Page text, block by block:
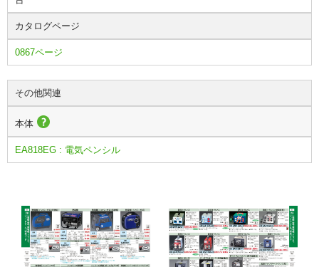
カタログページ
0867ページ
その他関連
本体
EA818EG : 電気ペンシル